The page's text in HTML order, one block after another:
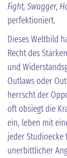
Fight, Swagger,
perfektioniert.
Dieses Weltbild
Recht des
und
Outlaws oder
herrscht der
oft obsiegt die
ein, leben mit
jeder
unerbittlicher